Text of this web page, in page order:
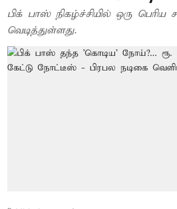
பிக் பாஸ் நிகழ்ச்சியில் ஒரு பெரிய
வெடித்துள்ளது.